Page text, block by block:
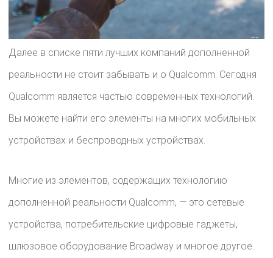
Далее в списке пяти лучших компаний дополненной
реальности не стоит забывать и о Qualcomm. Сегодня
Qualcomm является частью современных технологий.
Вы можете найти его элементы на многих мобильных
устройствах и беспроводных устройствах.
Многие из элементов, содержащих технологию
дополненной реальности Qualcomm, — это сетевые
устройства, потребительские цифровые гаджеты,
шлюзовое оборудование Broadway и многое другое.